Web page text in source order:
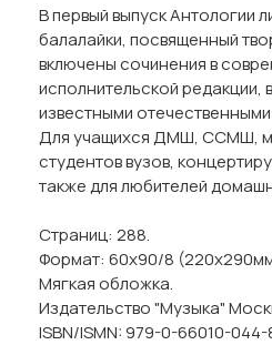
В первый выпуск Антологии
балалайки, посвященный
включены сочинения в
исполнительской редакции,
известными
Для учащихся ДМШ, ССМШ,
студентов вузов,
также для любителей
Страниц: 288.
Формат: 60x90/8
Мягкая обложка.
Издательство "Музыка"
ISBN/ISMN: 979-0-66010-044-